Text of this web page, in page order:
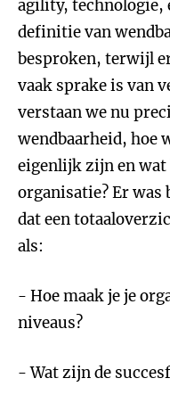
agility, technologie,
definitie van
besproken, terwijl
vaak sprake is van
verstaan we nu
wendbaarheid, hoe
eigenlijk zijn en wat
organisatie? Er was
dat een
als:
- Hoe maak je je
niveaus?
- Wat zijn de